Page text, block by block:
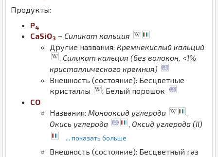
Продукты:
P4
CaSiO3 – Силикат кальция
Другие названия: Кремнекислый кальций
, Силикат кальция (без волокон, <1%
кристаллического кремния)
Внешность (состояние): Бесцветные
кристаллы
; Белый порошок
CO
Названия: Монооксид углерода
,
Окись углерода
, Оксид углерода (II)
... показать больше
Внешность (состояние): Бесцветный газ